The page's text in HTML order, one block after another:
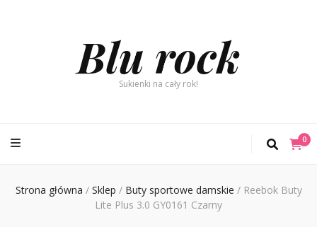
Blu rock
Sukienki na cały rok!
0
Strona główna / Sklep / Buty sportowe damskie / Reebok Buty
Lite Plus 3.0 GY0161 Czarny